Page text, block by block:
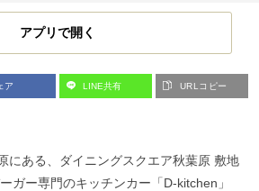
アプリで開く
ア LINE共有 URLコピー
にある、ダイニングスクエア秋葉原 敷地
ガー専門のキッチンカー「D-kitchen」